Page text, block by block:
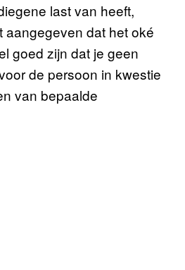
last van heeft,
aangegeven dat het oké
goed zijn dat je geen
de persoon in kwestie
van bepaalde